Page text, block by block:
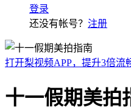
登录
还没有帐号？ 注册
打开梨视频APP，提升3倍流
十一假期美拍